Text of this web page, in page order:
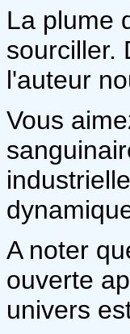
La plume
sourciller.
l'auteur
Vous
A noter
ouverte
univers